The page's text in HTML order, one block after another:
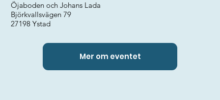
Öjaboden och Johans Lada
Björkvallsvägen 79
27198 Ystad
Mer om eventet